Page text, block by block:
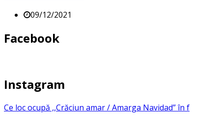
09/12/2021
Facebook
Instagram
Ce loc ocupă ,,Crăciun amar / Amarga Navidad” în f